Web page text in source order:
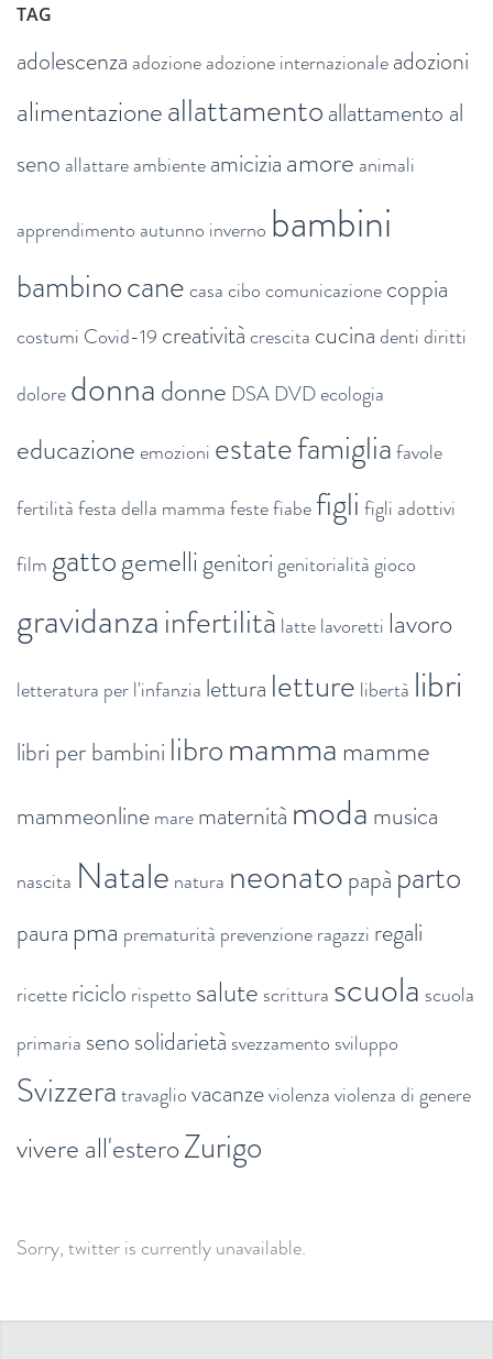
TAG
adolescenza adozioneadozione internazionaleadozioni
alimentazioneallattamentoallattamento al
seno allattareambienteamiciziaamore animali
apprendimento autunno inverno bambini
bambinocanecasacibocomunicazionecoppia
costumi Covid-19 creativitàcrescita cucinadentidiritti
doloredonnadonne DSA DVDecologia
educazioneemozioni estatefamigliafavole
fertilitàfesta della mammafestefiabefigli figli adottivi
film gattogemelligenitorigenitorialitàgioco
gravidanzainfertilità lattelavoretti lavoro
letteratura per l'infanzia lettura letture libertà libri
libri per bambini libromamma mamme
mammeonlinemarematernità moda musica
nascita Natale natura neonatopapà parto
paura pma prematurità prevenzioneragazzi regali
ricettericiclo rispetto salute scrittura scuola scuola
primaria senosolidarietà svezzamento sviluppo
Svizzeratravagliovacanzeviolenzaviolenza di genere
vivere all'esteroZurigo
Sorry, twitter is currently unavailable.